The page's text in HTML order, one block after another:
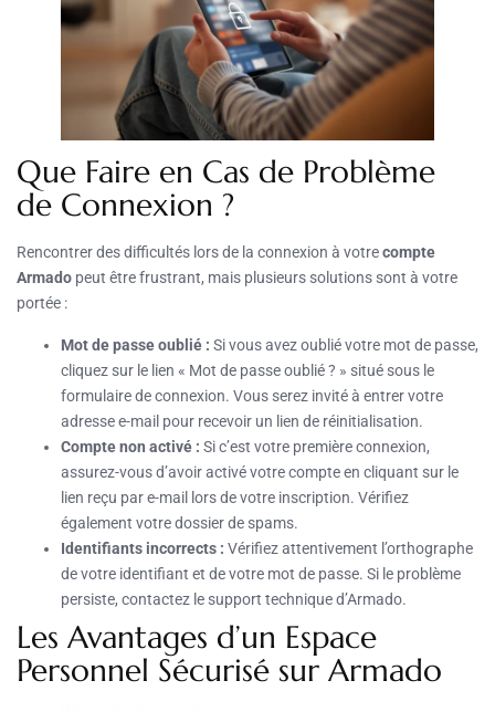
Que Faire en Cas de Problème
de Connexion ?
Rencontrer des difficultés lors de la connexion à votrecompte
Armado peut être frustrant, mais plusieurs solutions sont à votre
portée :
Mot de passe oublié : Si vous avez oublié votre mot de passe,
cliquez sur le lien « Mot de passe oublié ? » situé sous le
formulaire de connexion. Vous serez invité à entrer votre
adresse e-mail pour recevoir un lien de réinitialisation.
Compte non activé : Si c’est votre première connexion,
assurez-vous d’avoir activé votre compte en cliquant sur le
lien reçu par e-mail lors de votre inscription. Vérifiez
également votre dossier de spams.
Identifiants incorrects : Vérifiez attentivement l’orthographe
de votre identifiant et de votre mot de passe. Si le problème
persiste, contactez le support technique d’Armado.
Les Avantages d’un Espace
Personnel Sécurisé sur Armado